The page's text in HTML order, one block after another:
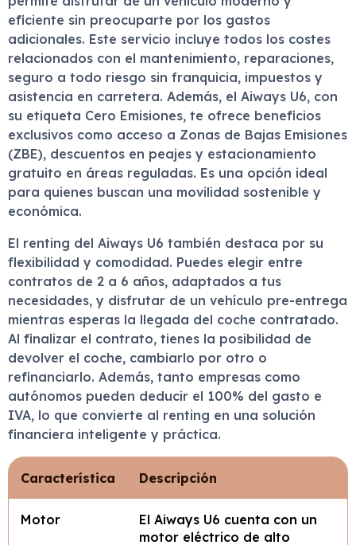
eficiente sin preocuparte por los gastos
adicionales. Este servicio incluye todos los costes
relacionados con el mantenimiento, reparaciones,
seguro a todo riesgo sin franquicia, impuestos y
asistencia en carretera. Además, el Aiways U6, con
su etiqueta Cero Emisiones, te ofrece beneficios
exclusivos como acceso a Zonas de Bajas Emisiones
(ZBE), descuentos en peajes y estacionamiento
gratuito en áreas reguladas. Es una opción ideal
para quienes buscan una movilidad sostenible y
económica.
El renting del Aiways U6 también destaca por su
flexibilidad y comodidad. Puedes elegir entre
contratos de 2 a 6 años, adaptados a tus
necesidades, y disfrutar de un vehículo pre-entrega
mientras esperas la llegada del coche contratado.
Al finalizar el contrato, tienes la posibilidad de
devolver el coche, cambiarlo por otro o
refinanciarlo. Además, tanto empresas como
autónomos pueden deducir el 100% del gasto e
IVA, lo que convierte al renting en una solución
financiera inteligente y práctica.
Característica Descripción
Motor
El Aiways U6 cuenta con un
motor eléctrico de alto